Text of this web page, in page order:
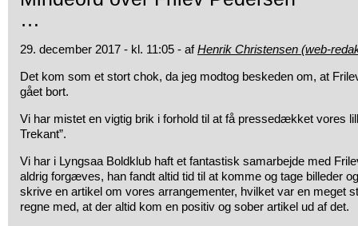
…
29. december 2017 - kl. 11:05 - afHenrik Christensen (web-
Det kom som et stort chok, da jeg modtog beskeden om, at
gået bort.
Vi har mistet en vigtig brik i forhold til at få pressedækket vores
Trekant”.
Vi har i Lyngsaa Boldklub haft et fantastisk samarbejde med
aldrig forgæves, han fandt altid tid til at komme og tage billeder
skrive en artikel om vores arrangementer, hvilket var en meget
regne med, at der altid kom en positiv og sober artikel ud af det.